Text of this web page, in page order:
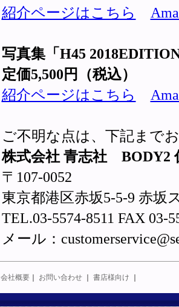
紹介ページはこちら
写真集「H45
定価5,500円（税込）
紹介ページはこちら
ご不明な点は、下記まで
株式会社 青志社 BODY2
〒107-0052
東京都港区赤坂5-5-9 赤坂
TEL.03-5574-8511 FAX 03-
メール：
会社概要 お問い合わせ 書店様向け